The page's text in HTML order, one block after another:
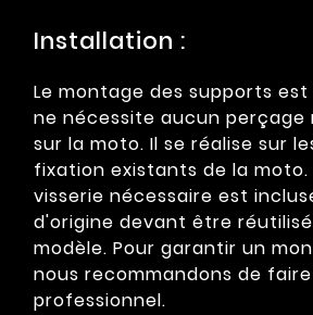
Installation :
Le montage des supports
ne nécessite aucun
sur la moto. Il se réalise sur
fixation existants de la
visserie nécessaire est
d'origine devant être
modèle. Pour garantir un
nous recommandons de
professionnel.